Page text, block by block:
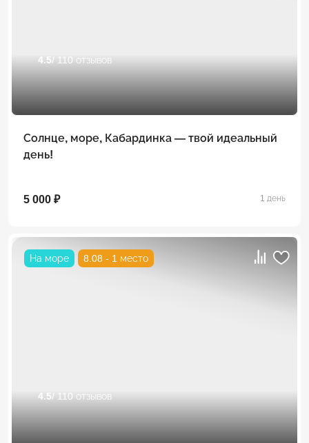
4.5/ 110 отзывов
Солнце, море, Кабардинка — твой идеальный
день!
5 000 ₽ 1 день
На море 8.08 - 1 место
4.5/ 110 отзывов